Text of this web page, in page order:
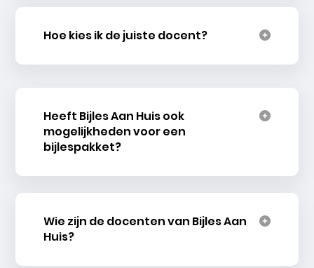
Hoe kies ik de juiste docent?
Heeft Bijles Aan Huis ook
mogelijkheden voor een
bijlespakket?
Wie zijn de docenten van Bijles Aan
Huis?